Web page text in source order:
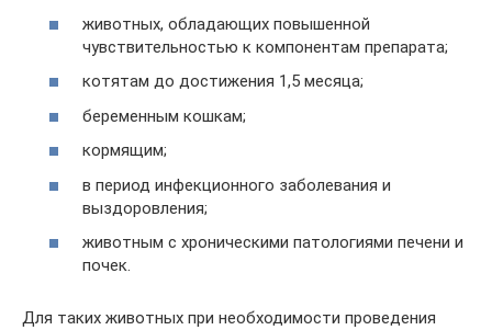
животных, обладающих повышенной
чувствительностью к компонентам препарата;
котятам до достижения 1,5 месяца;
беременным кошкам;
кормящим;
в период инфекционного заболевания и
выздоровления;
животным с хроническими патологиями печени и
почек.
Для таких животных при необходимости проведения